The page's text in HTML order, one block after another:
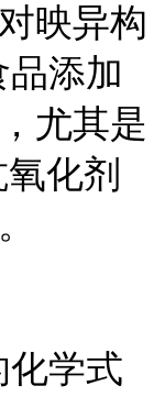
映异构
添加
尤其是
化剂
化学式